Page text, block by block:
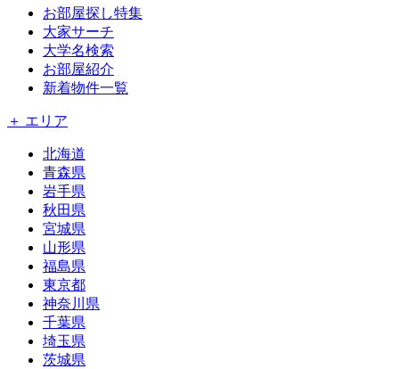
お部屋探し特集
大家サーチ
大学名検索
お部屋紹介
新着物件一覧
＋ エリア
北海道
青森県
岩手県
秋田県
宮城県
山形県
福島県
東京都
神奈川県
千葉県
埼玉県
茨城県